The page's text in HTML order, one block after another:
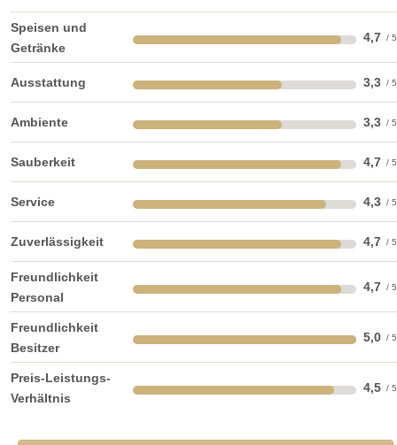
Speisen und
Getränke
4,7
Ausstattung 3,3
Ambiente 3,3
Sauberkeit 4,7
Service 4,3
Zuverlässigkeit 4,7
Freundlichkeit
Personal
4,7
Freundlichkeit
Besitzer
5,0
Preis-Leistungs-
Verhältnis
4,5